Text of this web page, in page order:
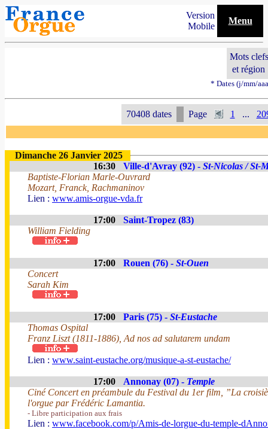
Version
Mobile
Menu
Mots
et
* Dates (j/mm/
70408 dates Page 1 ...
Dimanche 26 Janvier 2025
16:30
Ville-d'Avray (92) - St-Nicolas / St-
Baptiste-Florian Marle-Ouvrard
Mozart, Franck, Rachmaninov
Lien : www.amis-orgue-vda.fr
17:00
Saint-Tropez (83)
William Fielding
17:00 Rouen (76) - St-Ouen
Concert
Sarah Kim
17:00 Paris (75) - St-Eustache
Thomas Ospital
Franz Liszt (1811-1886), Ad nos ad salutarem undam
Lien : www.saint-eustache.org/musique-a-st-eustache/
17:00 Annonay (07) - Temple
Ciné Concert en préambule du Festival du 1er film, ”La
l'orgue par Frédéric Lamantia.
- Libre participation aux frais
Lien : www.facebook.com/p/Amis-de-lorgue-du-temple-